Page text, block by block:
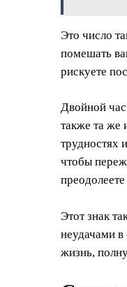
Это число
помешать
рискуете
Двойной час
также та же
трудностях
чтобы
Этот знак
неудачами
жизнь,